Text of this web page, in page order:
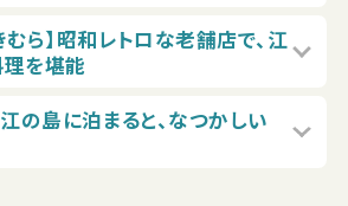
ら】昭和レトロな老舗店で、江
を堪能
の島に泊まると、なつかしい